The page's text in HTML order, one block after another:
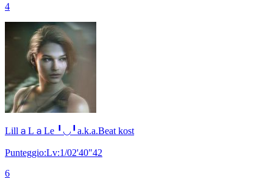
4
LillａLａLe ╹◡╹a.k.a.Beat kost
Punteggio:Lv:1/02'40"42
6